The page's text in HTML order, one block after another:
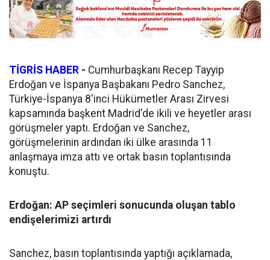
TİGRİS HABER - Cumhurbaşkanı Recep Tayyip
Erdoğan ve İspanya Başbakanı Pedro Sanchez,
Türkiye-İspanya 8'inci Hükümetler Arası Zirvesi
kapsamında başkent Madrid'de ikili ve heyetler arası
görüşmeler yaptı. Erdoğan ve Sanchez,
görüşmelerinin ardından iki ülke arasında 11
anlaşmaya imza attı ve ortak basın toplantısında
konuştu.
Erdoğan: AP seçimleri sonucunda oluşan tablo
endişelerimizi artırdı
Sanchez, basın toplantısında yaptığı açıklamada,